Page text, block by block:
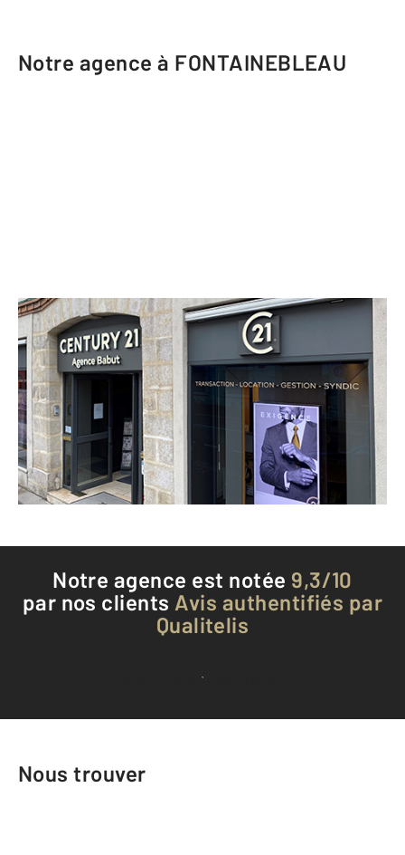
Notre agence à FONTAINEBLEAU
CENTURY 21 Agence Babut
67 rue Grande BP41
FONTAINEBLEAU - 77300
Envoyer un message
Téléphoner à l'agence
Notre agence est notée 9,3/10
par nos clients Avis authentifiés par
Qualitelis
Voir tous les avis clients
Nous trouver